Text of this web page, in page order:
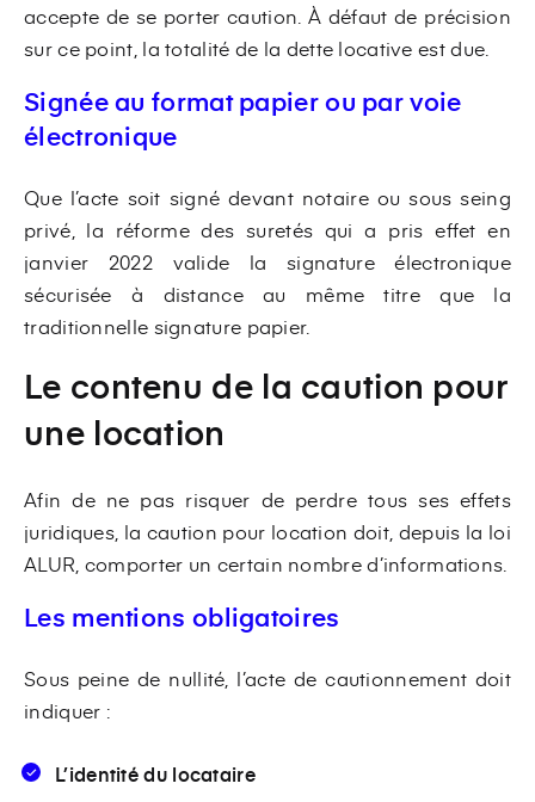
accepte de se porter caution. À défaut de précision
sur ce point, la totalité de la dette locative est due.
Signée au format papier ou par voie
électronique
Que l’acte soit signé devant notaire ou sous seing
privé, la réforme des suretés qui a pris effet en
janvier 2022 valide la signature électronique
sécurisée à distance au même titre que la
traditionnelle signature papier.
Le contenu de la caution pour
une location
Afin de ne pas risquer de perdre tous ses effets
juridiques, la caution pour location doit, depuis la loi
ALUR, comporter un certain nombre d’informations.
Les mentions obligatoires
Sous peine de nullité, l’acte de cautionnement doit
indiquer :
L’identité du locataire